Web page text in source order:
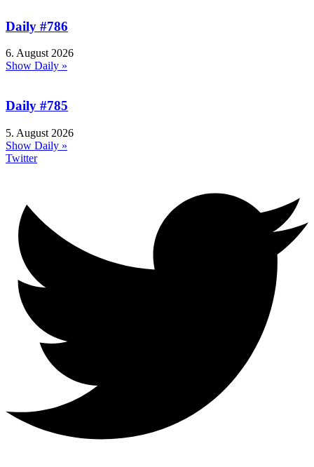
Daily #786
6. August 2026
Show Daily »
Daily #785
5. August 2026
Show Daily »
Twitter